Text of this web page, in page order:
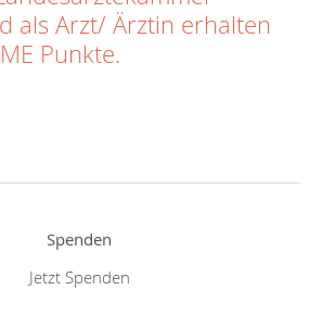
als Arzt/ Ärztin erhalten
Punkte.
Spenden
Jetzt Spenden